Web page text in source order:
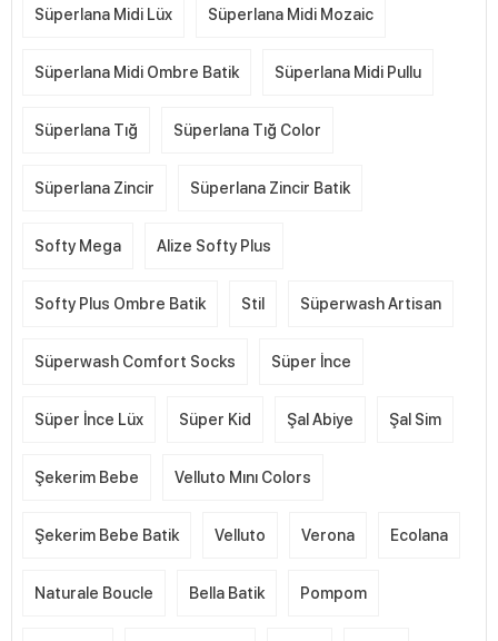
Süperlana Midi Lüx Süperlana Midi Mozaic
Süperlana Midi Ombre Batik Süperlana Midi Pullu
Süperlana Tığ Süperlana Tığ Color
Süperlana Zincir Süperlana Zincir Batik
Softy Mega Alize Softy Plus
Softy Plus Ombre Batik Stil Süperwash Artisan
Süperwash Comfort Socks Süper İnce
Süper İnce Lüx Süper Kid Şal Abiye Şal Sim
Şekerim Bebe Velluto Mını Colors
Şekerim Bebe Batik Velluto Verona Ecolana
Naturale Boucle Bella Batik Pompom